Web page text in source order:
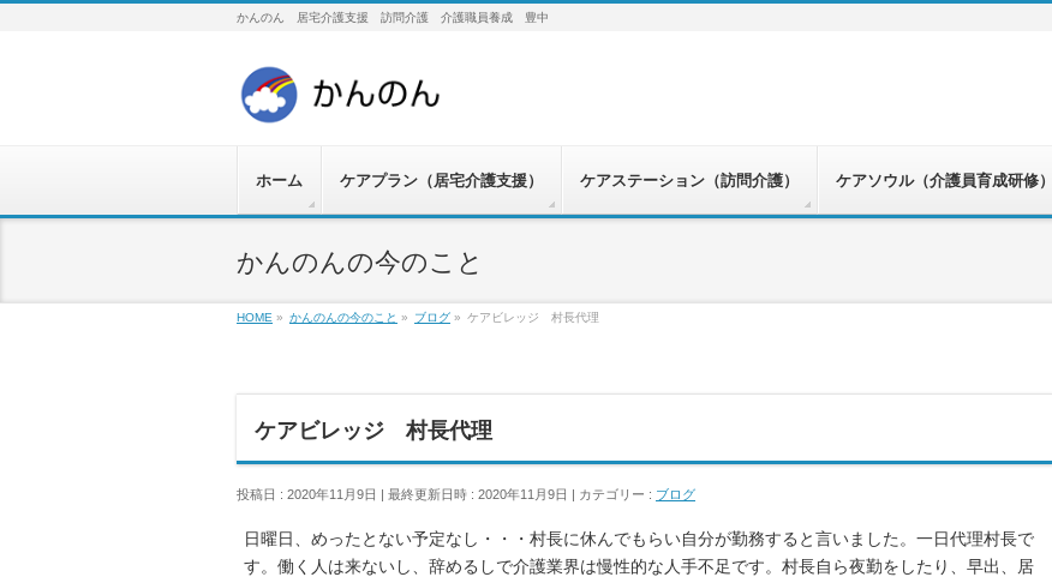
かんのん 居宅介護支援 訪問介護 介護職員養成 豊中
ホーム ケアプラン（居宅介護支援） ケアステーション（訪問介護） ケアソウル（介護員育成研修）
かんのんの今のこと
HOME » かんのんの今のこと » ブログ » ケアビレッジ 村長代理
ケアビレッジ 村長代理
投稿日 : 2020年11月9日 最終更新日時 : 2020年11月9日 カテゴリー : ブログ
日曜日、めったとない予定なし・・・村長に休んでもらい自分が勤務すると言いました。一日代理村長で
す。働く人は来ないし、辞めるしで介護業界は慢性的な人手不足です。村長自ら夜勤をしたり、早出、居